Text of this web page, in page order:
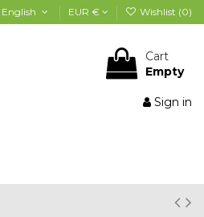
English EUR € Wishlist (0)
Cart
Empty
Sign in